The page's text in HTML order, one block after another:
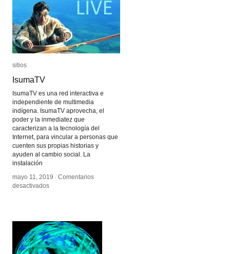
sitios
IsumaTV
IsumaTV es una red interactiva e
independiente de multimedia
indígena. IsumaTV aprovecha, el
poder y la inmediatez que
caracterizan a la tecnología del
Internet, para vincular a personas que
cuenten sus propias historias y
ayuden al cambio social. La
instalación
mayo 11, 2019 / Comentarios
desactivadosen
sitios
IsumaTV
mayo 11, 2019 / Comentarios
desactivadosen